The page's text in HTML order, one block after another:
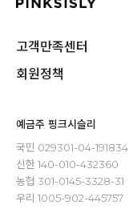
고객만족센터
회원정책
예금주 핑크시슬리
국민 029301-04-191834
신한 140-010-432360
농협 301-0145-3328-31
우리 1005-902-445757